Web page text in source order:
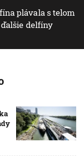
plávala s telom
delfíny